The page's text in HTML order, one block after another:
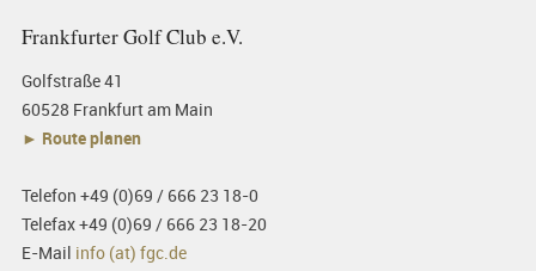
Frankfurter Golf Club e.V.
Golfstraße 41
60528 Frankfurt am Main
► Route planen
Telefon +49 (0)69 / 666 23 18-0
Telefax +49 (0)69 / 666 23 18-20
E-Mail info (at) fgc.de